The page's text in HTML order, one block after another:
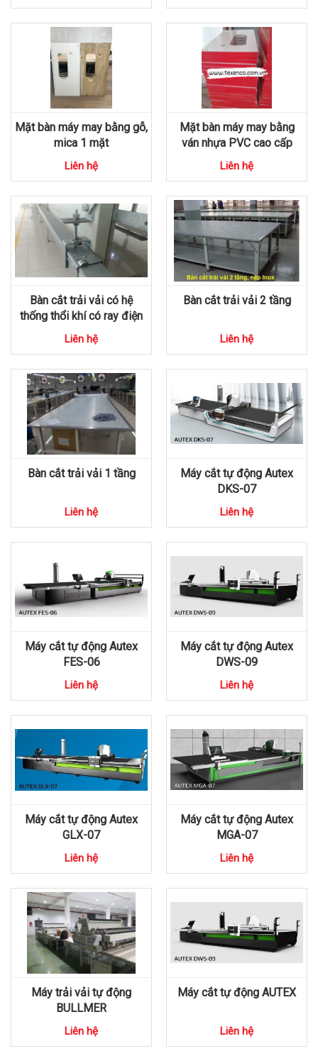
Mặt bàn máy may bằng gỗ,
mica 1 mặt
Liên hệ
Mặt bàn máy may bằng
ván nhựa PVC cao cấp
Liên hệ
Bàn cắt trải vải có hệ
thống thổi khí có ray điện
Liên hệ
Bàn cắt trải vải 2 tầng
Liên hệ
Bàn cắt trải vải 1 tầng
Liên hệ
Máy cắt tự động Autex
DKS-07
Liên hệ
Máy cắt tự động Autex
FES-06
Liên hệ
Máy cắt tự động Autex
DWS-09
Liên hệ
Máy cắt tự động Autex
GLX-07
Liên hệ
Máy cắt tự động Autex
MGA-07
Liên hệ
Máy trải vải tự động
BULLMER
Liên hệ
Máy cắt tự động AUTEX
Liên hệ